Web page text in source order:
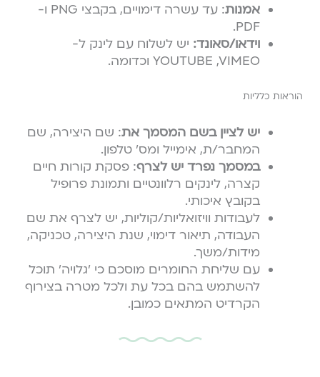
אמנות
: עד עשרה דימויים, בקבצי PNG ו-
PDF.
וידאו/סאונד: יש לשלוח עם לינק ל-
YOUTUBE ,VIMEO וכדומה.
הוראות כלליות
יש לציין בשם המסמך את: שם היצירה, שם
המחבר/ת, אימייל ומס׳ טלפון.
במסמך נפרד יש לצרף: פסקת קורות חיים
קצרה, לינקים רלוונטיים ותמונת פרופיל
בקובץ איכותי.
לעבודות וויזואליות/קוליות, יש לצרף את שם
העבודה, תיאור דימוי, שנת היצירה, טכניקה,
מידות/משך.
עם שליחת החומרים מוסכם כי ׳גלויה׳ תוכל
להשתמש בהם בכל עת ולכל מטרה בצירוף
הקרדיט המתאים כמובן.